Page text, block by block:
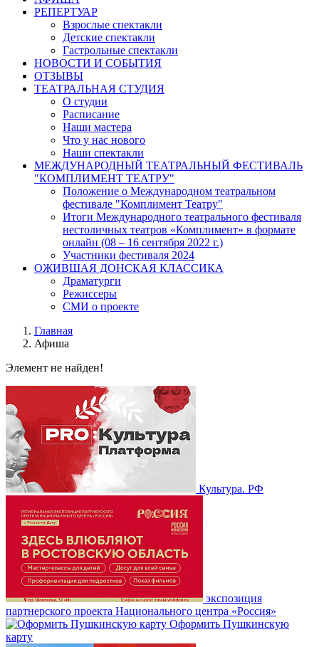
РЕПЕРТУАР
Взрослые спектакли
Детские спектакли
Гастрольные спектакли
НОВОСТИ И СОБЫТИЯ
ОТЗЫВЫ
ТЕАТРАЛЬНАЯ СТУДИЯ
О студии
Расписание
Наши мастера
Что у нас нового
Наши спектакли
МЕЖДУНАРОДНЫЙ ТЕАТРАЛЬНЫЙ ФЕСТИВАЛЬ
"КОМПЛИМЕНТ ТЕАТРУ"
Положение о Международном театральном
фестивале "Комплимент Театру"
Итоги Международного театрального фестиваля
нестоличных театров «Комплимент» в формате
онлайн (08 – 16 сентября 2022 г.)
Участники фестиваля 2024
ОЖИВШАЯ ДОНСКАЯ КЛАССИКА
Драматурги
Режиссеры
СМИ о проекте
Главная
Афиша
Элемент не найден!
Культура. РФ
экспозиция
партнерского проекта Национального центра «Россия»
Оформить Пушкинскую
карту